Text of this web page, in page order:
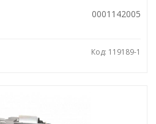
0001142005
Код: 119189-1